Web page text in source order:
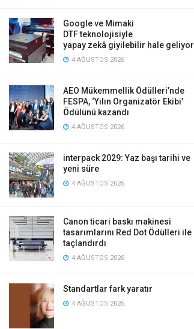
Google ve Mimaki
DTF teknolojisiyle
yapay zekâ giyilebilir hale geliyor
4 AĞUSTOS 2026
AEO Mükemmellik Ödülleri’nde
FESPA, ‘Yılın Organizatör Ekibi’
Ödülünü kazandı
4 AĞUSTOS 2026
interpack 2029: Yaz başı tarihi ve
yeni süre
4 AĞUSTOS 2026
Canon ticari baskı makinesi
tasarımlarını Red Dot Ödülleri ile
taçlandırdı
4 AĞUSTOS 2026
Standartlar fark yaratır
4 AĞUSTOS 2026